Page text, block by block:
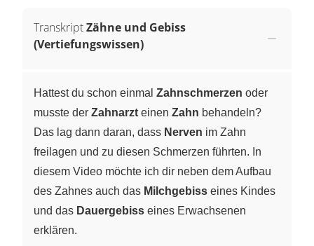
TranskriptZähne und Gebiss
(Vertiefungswissen)
Hattest du schon einmal Zahnschmerzen oder
musste der Zahnarzt einen Zahn behandeln?
Das lag dann daran, dass Nerven im Zahn
freilagen und zu diesen Schmerzen führten. In
diesem Video möchte ich dir neben dem Aufbau
des Zahnes auch das Milchgebiss eines Kindes
und das Dauergebiss eines Erwachsenen
erklären.